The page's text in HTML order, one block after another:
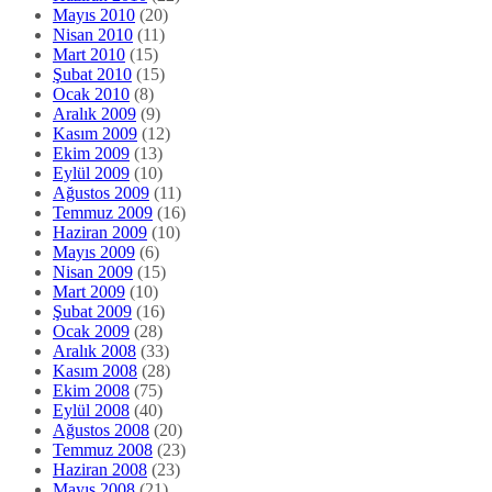
Mayıs 2010 (20)
Nisan 2010 (11)
Mart 2010 (15)
Şubat 2010 (15)
Ocak 2010 (8)
Aralık 2009 (9)
Kasım 2009 (12)
Ekim 2009 (13)
Eylül 2009 (10)
Ağustos 2009 (11)
Temmuz 2009 (16)
Haziran 2009 (10)
Mayıs 2009 (6)
Nisan 2009 (15)
Mart 2009 (10)
Şubat 2009 (16)
Ocak 2009 (28)
Aralık 2008 (33)
Kasım 2008 (28)
Ekim 2008 (75)
Eylül 2008 (40)
Ağustos 2008 (20)
Temmuz 2008 (23)
Haziran 2008 (23)